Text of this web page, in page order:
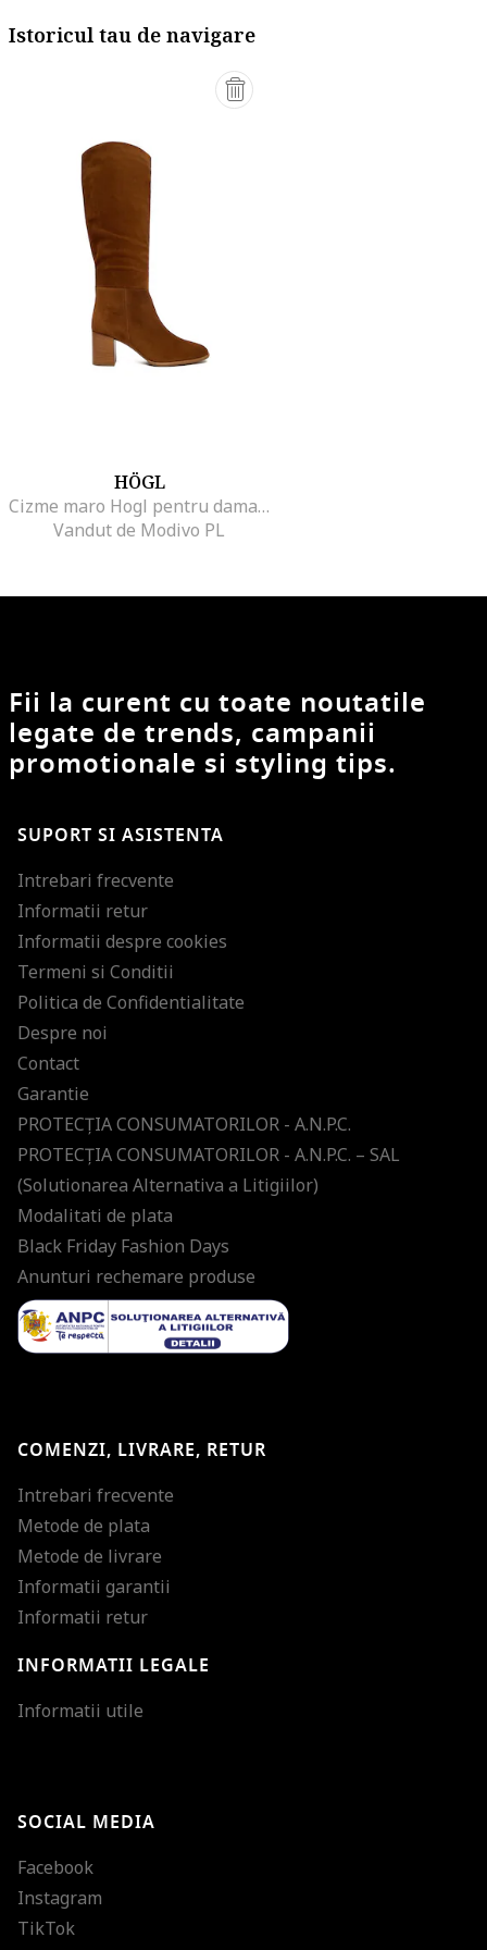
Istoricul tau de navigare
HÖGL
Cizme maro Hogl pentru dama, Maro
Vandut de Modivo PL
Fii la curent cu toate noutatile
legate de trends, campanii
promotionale si styling tips.
SUPORT SI ASISTENTA
Intrebari frecvente
Informatii retur
Informatii despre cookies
Termeni si Conditii
Politica de Confidentialitate
Despre noi
Contact
Garantie
PROTECŢIA CONSUMATORILOR - A.N.P.C.
PROTECŢIA CONSUMATORILOR - A.N.P.C. – SAL
(Solutionarea Alternativa a Litigiilor)
Modalitati de plata
Black Friday Fashion Days
Anunturi rechemare produse
COMENZI, LIVRARE, RETUR
Intrebari frecvente
Metode de plata
Metode de livrare
Informatii garantii
Informatii retur
INFORMATII LEGALE
Informatii utile
SOCIAL MEDIA
Facebook
Instagram
TikTok